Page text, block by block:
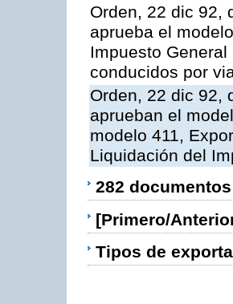
Orden, 22 dic 92,
aprueba el
Impuesto
conducidos por
Orden, 22 dic 92,
aprueban el
modelo 411,
Liquidación del
282
[Primero/
Tipos de